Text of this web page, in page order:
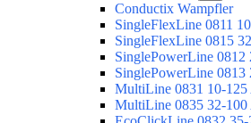
Conductix Wampfler
SingleFlexLine 0811
SingleFlexLine 0815
SinglePowerLine 0812
SinglePowerLine 0813
MultiLine 0831 10-125
MultiLine 0835 32-100